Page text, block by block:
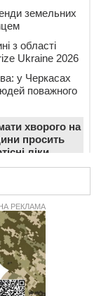
земельних
з області
Ukraine 2026
у Черкасах
поважного
хворого на
просить
ліки
відділу
двох
дорожню
світу в
РЕКЛАМА